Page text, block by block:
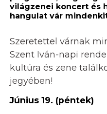
világzenei koncert és
hangulat vár
Szeretettel várnak
Szent Iván-napi
kultúra és zene
jegyében!
Június 19. (péntek)